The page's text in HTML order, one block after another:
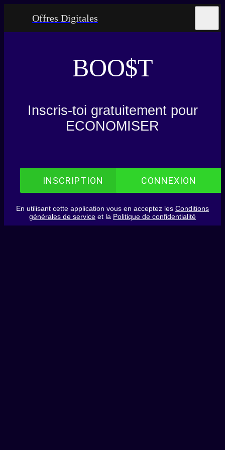
Offres Digitales
BOO$T
Inscris-toi gratuitement pour
ECONOMISER
INSCRIPTION CONNEXION
En utilisant cette application vous en acceptez les Conditions
générales de serviceet la Politique de confidentialité